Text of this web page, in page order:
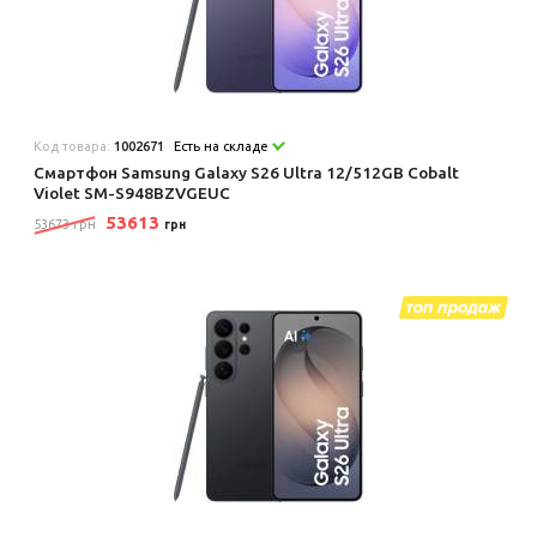
Код товара: 1002671 Есть на складе
Смартфон Samsung Galaxy S26 Ultra 12/512GB Cobalt
Violet SM-S948BZVGEUC
53673 грн 53613 грн